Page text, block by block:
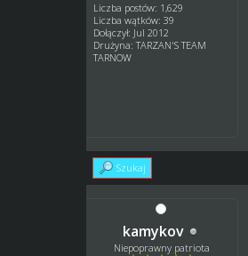
Liczba postów: 1,629
Liczba wątków: 39
Dołączył: Jul 2012
Drużyna: TARZAN'S TEAM
TARNOW
Szukaj
kamykov
Niepoprawny patriota